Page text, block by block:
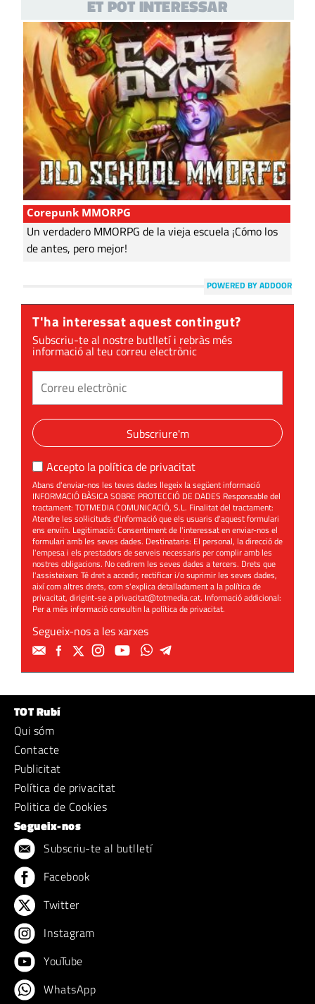
ET POT INTERESSAR
Corepunk MMORPG
Un verdadero MMORPG de la vieja escuela ¡Cómo los
de antes, pero mejor!
POWERED BY ADDOOR
T'ha interessat aquest contingut?
Subscriu-te al nostre butlletí i rebràs més
informació al teu correu electrònic
Subscriure'm
Accepto la política de privacitat
Abans d'enviar-nos les teves dades llegeix la següent informació
INFORMACIÓ BÀSICA SOBRE PROTECCIÓ DE DADES Responsable del
tractament: TOTMEDIA COMUNICACIÓ, S.L. Finalitat del tractament:
Atendre les sol·licituds d'informació que els usuaris d'aquest formulari
ens enviïn. Legitimació: Consentiment de l'interessat en enviar-nos el
formulari amb les seves dades. Destinataris: El personal, la direcció de
l'empesa i els prestadors de serveis necessaris per complir amb les
nostres obligacions. No cedirem les seves dades a tercers. Drets que
l'assisteixen: Té dret a accedir, rectificar i/o suprimir les seves dades,
així com altres drets, com s'explica detalladament a la política de
privacitat, dirigint-se aprivacitat@totmedia.cat. Informació addicional:
Per a més informació consultin lapolítica de privacitat.
Segueix-nos a les xarxes
TOT Rubí
Qui sóm
Contacte
Publicitat
Política de privacitat
Politica de Cookies
Segueix-nos
Subscriu-te al butlletí
Facebook
Twitter
Instagram
YouTube
WhatsApp